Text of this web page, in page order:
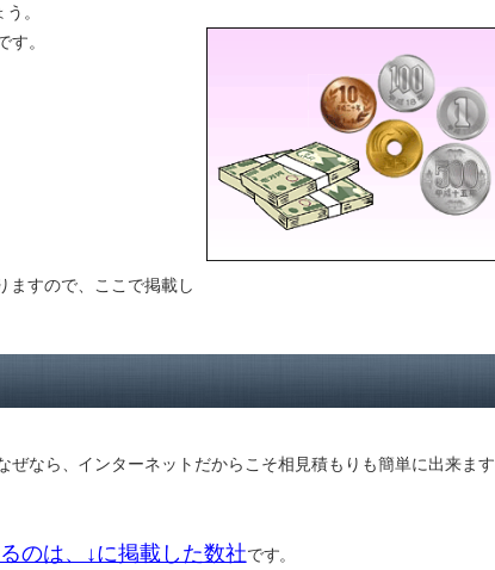
。
す。
ますので、ここで掲載し
なら、インターネットだからこそ相見積もりも簡単に出来ます
のは、↓に掲載した数社です。